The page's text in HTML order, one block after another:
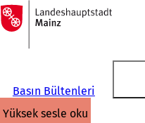
İçeriğe atla
Ana
sayfaya
Basın Bültenleri
yüksek sesle oku